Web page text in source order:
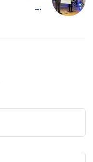
...